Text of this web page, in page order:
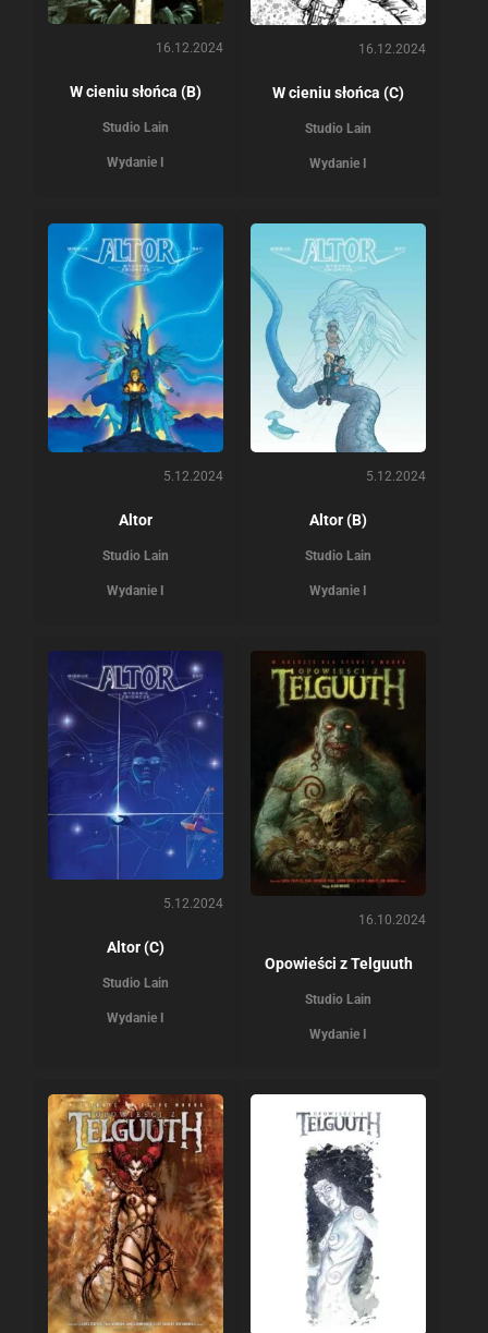
16.12.2024
W cieniu słońca (B)
Studio Lain
Wydanie I
16.12.2024
W cieniu słońca (C)
Studio Lain
Wydanie I
5.12.2024
Altor
Studio Lain
Wydanie I
5.12.2024
Altor (B)
Studio Lain
Wydanie I
5.12.2024
Altor (C)
Studio Lain
Wydanie I
16.10.2024
Opowieści z Telguuth
Studio Lain
Wydanie I